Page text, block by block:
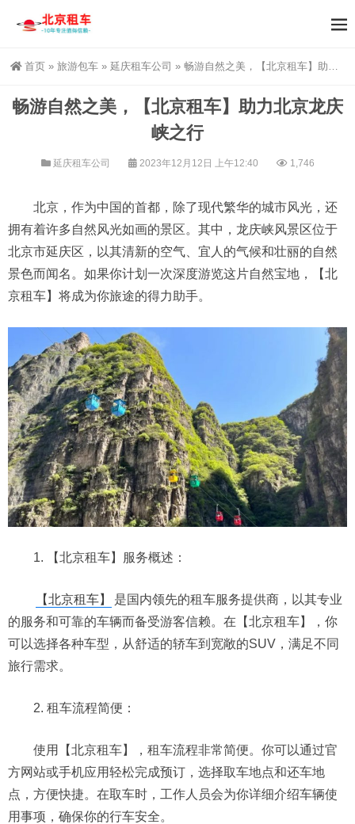
首页 » 旅游包车 » 延庆租车公司 » 畅游自然之美，【北京租车】助力北京龙庆峡之行
畅游自然之美，【北京租车】助力北京龙庆
峡之行
延庆租车公司 2023年12月12日 上午12:40 1,746
北京，作为中国的首都，除了现代繁华的城市风光，还
拥有着许多自然风光如画的景区。其中，龙庆峡风景区位于
北京市延庆区，以其清新的空气、宜人的气候和壮丽的自然
景色而闻名。如果你计划一次深度游览这片自然宝地，【北
京租车】将成为你旅途的得力助手。
1. 【北京租车】服务概述：
【北京租车】
是国内领先的租车服务提供商，以其专业
的服务和可靠的车辆而备受游客信赖。在【北京租车】，你
可以选择各种车型，从舒适的轿车到宽敞的SUV，满足不同
旅行需求。
2. 租车流程简便：
使用【北京租车】，租车流程非常简便。你可以通过官
方网站或手机应用轻松完成预订，选择取车地点和还车地
点，方便快捷。在取车时，工作人员会为你详细介绍车辆使
用事项，确保你的行车安全。